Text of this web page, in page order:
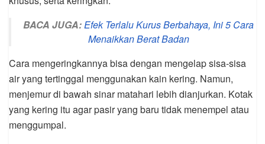
BACA JUGA:Efek Terlalu Kurus Berbahaya, Ini 5 Cara
Menaikkan Berat Badan
Cara mengeringkannya bisa dengan mengelap sisa-sisa
air yang tertinggal menggunakan kain kering. Namun,
menjemur di bawah sinar matahari lebih dianjurkan. Kotak
yang kering itu agar pasir yang baru tidak menempel atau
menggumpal.